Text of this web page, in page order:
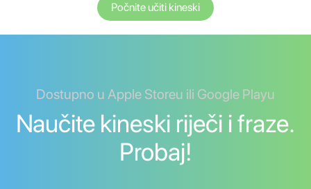
Počnite učiti kineski
Dostupno u Apple Storeu ili Google Playu
Naučite kineski riječi i fraze.
Probaj!